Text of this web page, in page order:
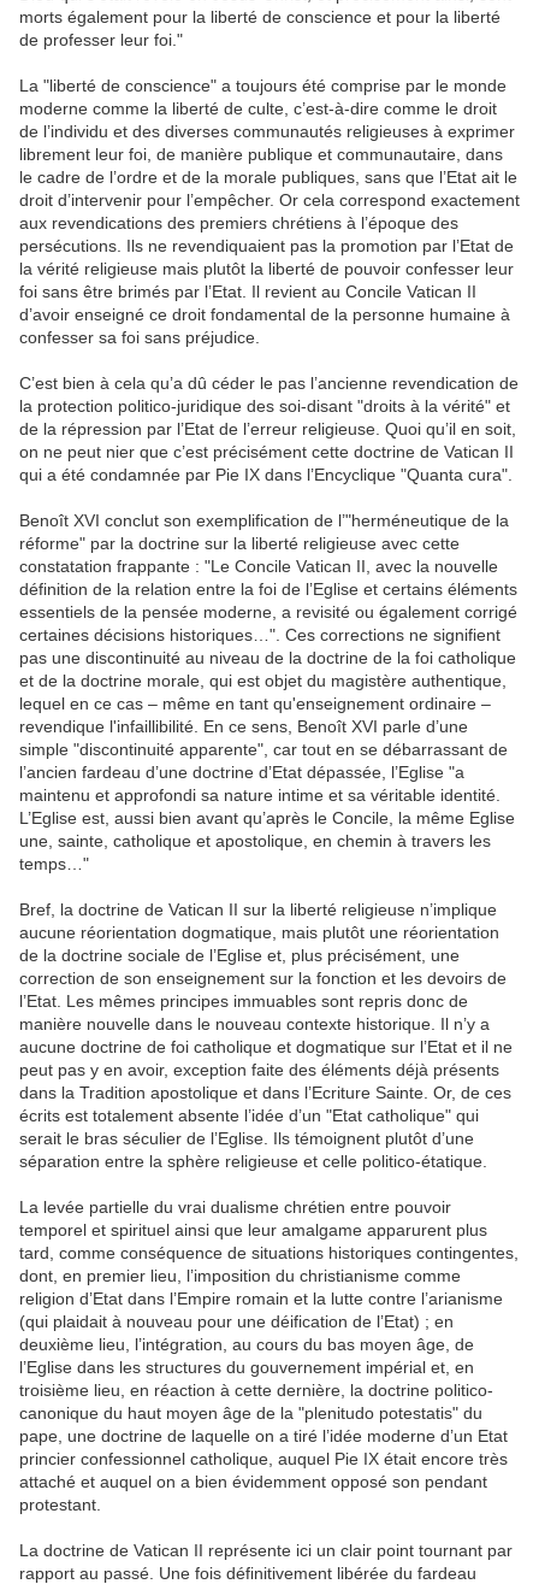
morts également pour la liberté de conscience et pour la liberté
de professer leur foi."
La "liberté de conscience" a toujours été comprise par le monde
moderne comme la liberté de culte, c’est-à-dire comme le droit
de l’individu et des diverses communautés religieuses à exprimer
librement leur foi, de manière publique et communautaire, dans
le cadre de l’ordre et de la morale publiques, sans que l’Etat ait le
droit d’intervenir pour l’empêcher. Or cela correspond exactement
aux revendications des premiers chrétiens à l’époque des
persécutions. Ils ne revendiquaient pas la promotion par l’Etat de
la vérité religieuse mais plutôt la liberté de pouvoir confesser leur
foi sans être brimés par l’Etat. Il revient au Concile Vatican II
d’avoir enseigné ce droit fondamental de la personne humaine à
confesser sa foi sans préjudice.
C’est bien à cela qu’a dû céder le pas l’ancienne revendication de
la protection politico-juridique des soi-disant "droits à la vérité" et
de la répression par l’Etat de l’erreur religieuse. Quoi qu’il en soit,
on ne peut nier que c’est précisément cette doctrine de Vatican II
qui a été condamnée par Pie IX dans l’Encyclique "Quanta cura".
Benoît XVI conclut son exemplification de l’"herméneutique de la
réforme" par la doctrine sur la liberté religieuse avec cette
constatation frappante : "Le Concile Vatican II, avec la nouvelle
définition de la relation entre la foi de l’Eglise et certains éléments
essentiels de la pensée moderne, a revisité ou également corrigé
certaines décisions historiques…". Ces corrections ne signifient
pas une discontinuité au niveau de la doctrine de la foi catholique
et de la doctrine morale, qui est objet du magistère authentique,
lequel en ce cas – même en tant qu'enseignement ordinaire –
revendique l'infaillibilité. En ce sens, Benoît XVI parle d’une
simple "discontinuité apparente", car tout en se débarrassant de
l’ancien fardeau d’une doctrine d’Etat dépassée, l’Eglise "a
maintenu et approfondi sa nature intime et sa véritable identité.
L’Eglise est, aussi bien avant qu’après le Concile, la même Eglise
une, sainte, catholique et apostolique, en chemin à travers les
temps…"
Bref, la doctrine de Vatican II sur la liberté religieuse n’implique
aucune réorientation dogmatique, mais plutôt une réorientation
de la doctrine sociale de l’Eglise et, plus précisément, une
correction de son enseignement sur la fonction et les devoirs de
l’Etat. Les mêmes principes immuables sont repris donc de
manière nouvelle dans le nouveau contexte historique. Il n’y a
aucune doctrine de foi catholique et dogmatique sur l’Etat et il ne
peut pas y en avoir, exception faite des éléments déjà présents
dans la Tradition apostolique et dans l’Ecriture Sainte. Or, de ces
écrits est totalement absente l’idée d’un "Etat catholique" qui
serait le bras séculier de l’Eglise. Ils témoignent plutôt d’une
séparation entre la sphère religieuse et celle politico-étatique.
La levée partielle du vrai dualisme chrétien entre pouvoir
temporel et spirituel ainsi que leur amalgame apparurent plus
tard, comme conséquence de situations historiques contingentes,
dont, en premier lieu, l’imposition du christianisme comme
religion d’Etat dans l’Empire romain et la lutte contre l’arianisme
(qui plaidait à nouveau pour une déification de l’Etat) ; en
deuxième lieu, l’intégration, au cours du bas moyen âge, de
l’Eglise dans les structures du gouvernement impérial et, en
troisième lieu, en réaction à cette dernière, la doctrine politico-
canonique du haut moyen âge de la "plenitudo potestatis" du
pape, une doctrine de laquelle on a tiré l’idée moderne d’un Etat
princier confessionnel catholique, auquel Pie IX était encore très
attaché et auquel on a bien évidemment opposé son pendant
protestant.
La doctrine de Vatican II représente ici un clair point tournant par
rapport au passé. Une fois définitivement libérée du fardeau